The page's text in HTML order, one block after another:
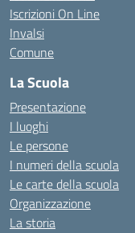
Iscrizioni On Line
Invalsi
Comune
La Scuola
Presentazione
I luoghi
Le persone
I numeri della scuola
Le carte della scuola
Organizzazione
La storia